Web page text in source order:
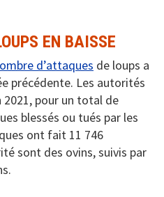
EN BAISSE
d’attaques de loups a
précédente. Les autorités
pour un total de
blessés ou tués par les
ont fait 11 746
sont des ovins, suivis par